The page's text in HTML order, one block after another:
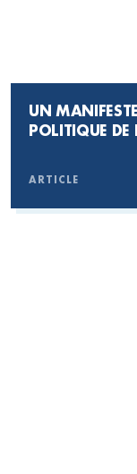
UN
POLITIQUE DE
ARTICLE